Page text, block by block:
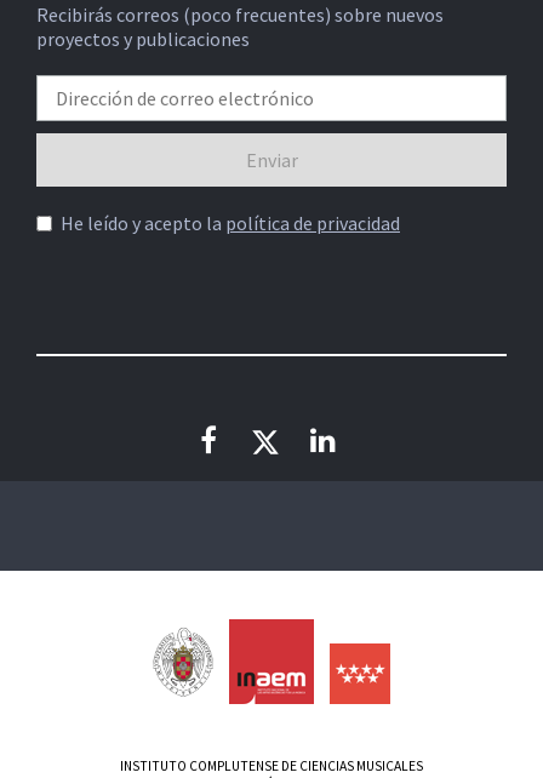
Recibirás correos (poco frecuentes) sobre nuevos
proyectos y publicaciones
He leído y acepto la política de privacidad
INSTITUTO COMPLUTENSE DE CIENCIAS MUSICALES